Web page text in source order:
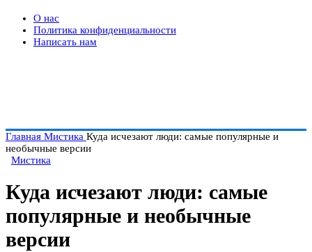
О нас
Политика конфиденциальности
Написать нам
Главная Мистика Куда исчезают люди: самые популярные и
необычные версии
Мистика
Куда исчезают люди: самые
популярные и необычные
версии